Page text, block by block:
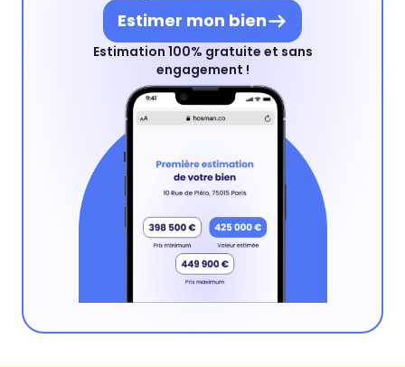
Estimer mon bien
Estimation 100% gratuite et sans
engagement !